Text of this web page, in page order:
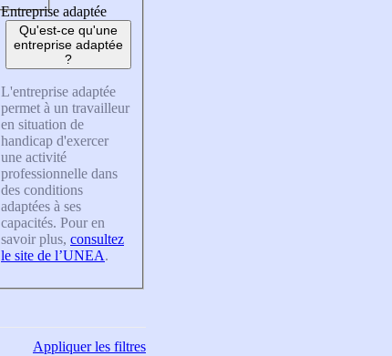
Entreprise adaptée
Qu'est-ce qu'une
entreprise adaptée
?
L'entreprise adaptée
permet à un travailleur
en situation de
handicap d'exercer
une activité
professionnelle dans
des conditions
adaptées à ses
capacités. Pour en
savoir plus, consultez
le site de l’UNEA.
Appliquerles filtres